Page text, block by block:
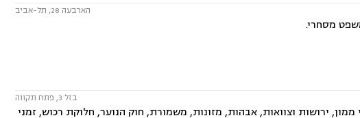
הארבעה 28, תל-אביב
מסחרי.
בזל 3, פתח תקווה
ירושות וצוואות, אבהות, מזונות, משמורת, חוק הנוער, חלוקת רכוש, זמני